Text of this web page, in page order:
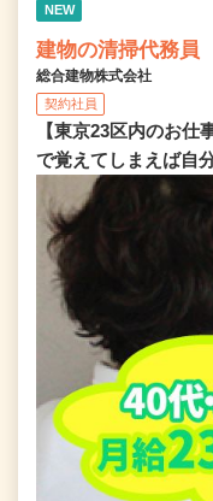
NEW
建物の清掃代務員
総合建物株式会社
契約社員
【東京23区内のお
で覚えてしまえば自